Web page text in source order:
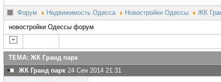
Форум Недвижимость Одесса Новостройки Одессы
ЖК
новостройки Одессы форум
ТЕМА: ЖК Гранд парк
ЖК Гранд парк 24 Сен 2014 21:31